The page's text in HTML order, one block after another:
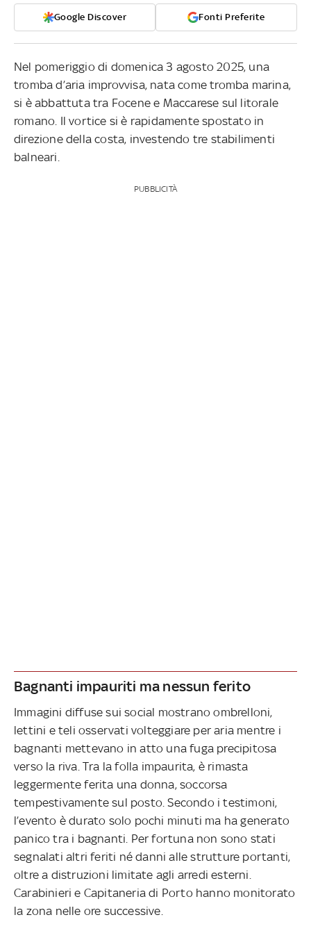
Google Discover Fonti Preferite
Nel pomeriggio di domenica 3 agosto 2025, una
tromba d’aria improvvisa, nata come tromba marina,
si è abbattuta tra Focene e Maccarese sul litorale
romano. Il vortice si è rapidamente spostato in
direzione della costa, investendo tre stabilimenti
balneari.
PUBBLICITÀ
Bagnanti impauriti ma nessun ferito
Immagini diffuse sui social mostrano ombrelloni,
lettini e teli osservati volteggiare per aria mentre i
bagnanti mettevano in atto una fuga precipitosa
verso la riva. Tra la folla impaurita, è rimasta
leggermente ferita una donna, soccorsa
tempestivamente sul posto. Secondo i testimoni,
l’evento è durato solo pochi minuti ma ha generato
panico tra i bagnanti. Per fortuna non sono stati
segnalati altri feriti né danni alle strutture portanti,
oltre a distruzioni limitate agli arredi esterni.
Carabinieri e Capitaneria di Porto hanno monitorato
la zona nelle ore successive.